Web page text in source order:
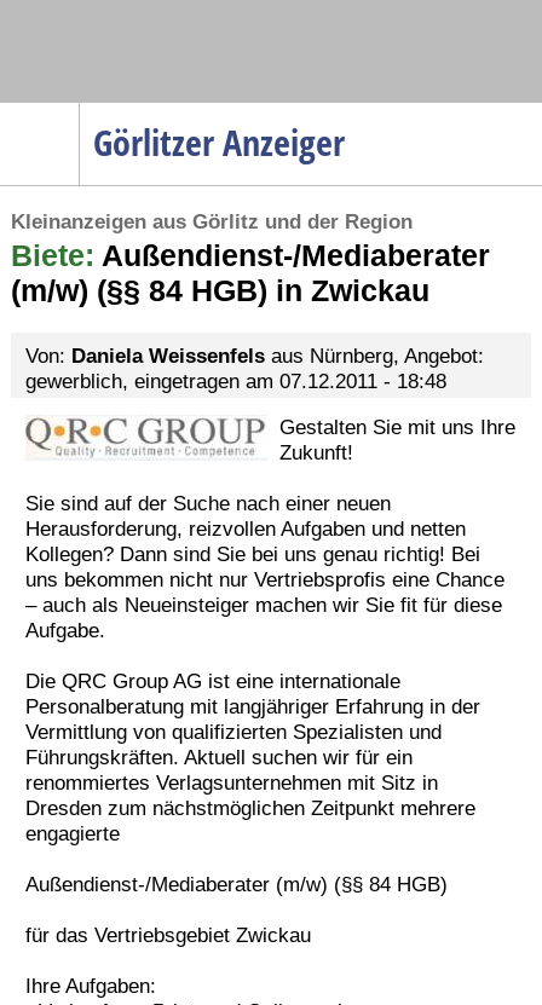
Görlitzer Anzeiger
Menüpunkte
Politik
Gesellschaft
Service
Verkehr
Gesundheit
Kultur
Sport
Termine
Kostenlos
Kleinanzeigen aus Görlitz und der Region
Biete: Außendienst-/Mediaberater
(m/w) (§§ 84 HGB) in Zwickau
Von: Daniela Weissenfelsaus Nürnberg, Angebot:
gewerblich, eingetragen am 07.12.2011 - 18:48
Gestalten Sie mit uns Ihre
Zukunft!
Sie sind auf der Suche nach einer neuen
Herausforderung, reizvollen Aufgaben und netten
Kollegen? Dann sind Sie bei uns genau richtig! Bei
uns bekommen nicht nur Vertriebsprofis eine Chance
– auch als Neueinsteiger machen wir Sie fit für diese
Aufgabe.
Die QRC Group AG ist eine internationale
Personalberatung mit langjähriger Erfahrung in der
Vermittlung von qualifizierten Spezialisten und
Führungskräften. Aktuell suchen wir für ein
renommiertes Verlagsunternehmen mit Sitz in
Dresden zum nächstmöglichen Zeitpunkt mehrere
engagierte
Außendienst-/Mediaberater (m/w) (§§ 84 HGB)
für das Vertriebsgebiet Zwickau
Ihre Aufgaben: